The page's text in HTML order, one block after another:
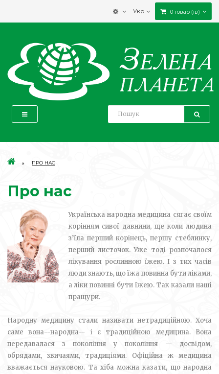
0 товар (ів)
Укр
ПРО НАС
Про нас
Українська народна медицина сягає своїм
корінням сивої давнини, ще коли людина
з’їла перший корінець, першу стеблинку,
перший листочок. Уже тоді розпочалося
лікування рослинною їжею. І з тих часів
люди знають, що їжа повинна бути ліками,
а ліки повинні бути їжею. Так казали наші
пращури.
Народну медицину стали називати нетрадиційною. Хоча
саме вона--народна-- і є традиційною медицина. Вона
передавалася з покоління у покоління — досвідом,
обрядами, звичаями, традиціями. Офіційна ж медицина
вважається науковою. Та хіба можна казати, що народна